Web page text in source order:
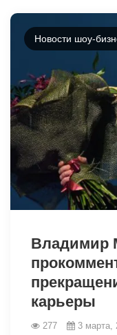
Новости шоу-
Владимир
карьеры
277 3 марта,